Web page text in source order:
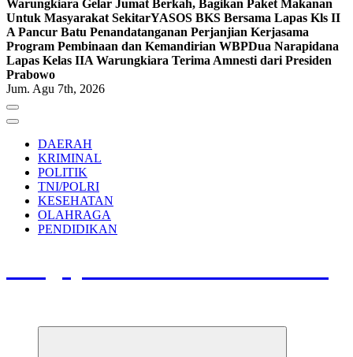
Warungkiara Gelar Jumat Berkah, Bagikan Paket Makanan
Untuk Masyarakat SekitarYASOS BKS Bersama Lapas Kls II
A Pancur Batu Penandatanganan Perjanjian Kerjasama
Program Pembinaan dan Kemandirian WBPDua Narapidana
Lapas Kelas IIA Warungkiara Terima Amnesti dari Presiden
Prabowo
Jum. Agu 7th, 2026
DAERAH
KRIMINAL
POLITIK
TNI/POLRI
KESEHATAN
OLAHRAGA
PENDIDIKAN